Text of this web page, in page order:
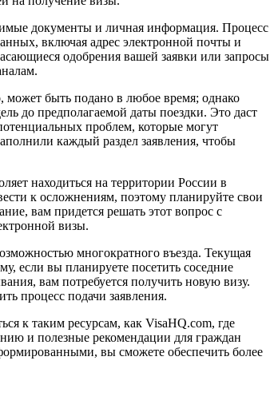
документы и личная информация. Процесс
включая адрес электронной почты и
одобрения вашей заявки или запросы
может быть подано в любое время; однако
до предполагаемой даты поездки. Это даст
проблем, которые могут
каждый раздел заявления, чтобы
находиться на территории России в
к осложнениям, поэтому планируйте свои
вам придется решать этот вопрос с
визы.
многократного въезда. Текущая
если вы планируете посетить соседние
вам потребуется получить новую визу.
процесс подачи заявления.
к таким ресурсам, как VisaHQ.com, где
и полезные рекомендации для граждан
вы сможете обеспечить более